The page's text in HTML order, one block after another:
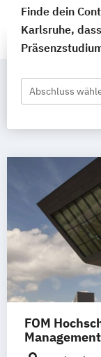
Finde dein
Karlsruhe,
Abschluss
FOM
Management